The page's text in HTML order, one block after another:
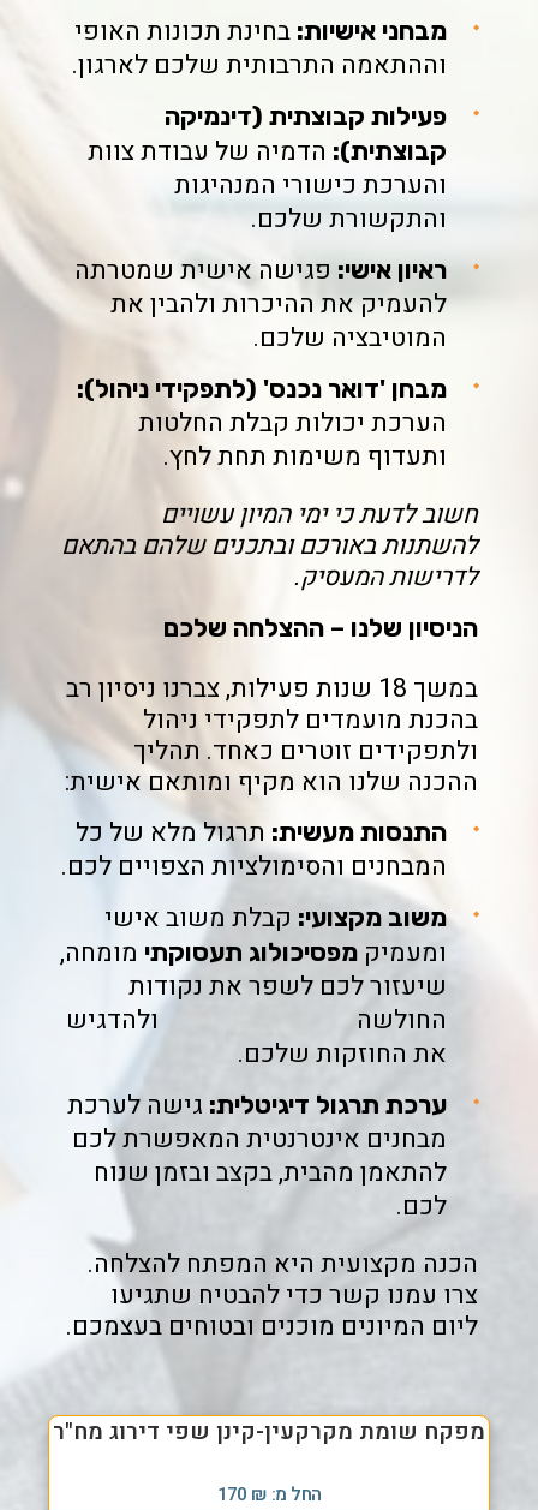
מבחני אישיות: בחינת תכונות האופי
וההתאמה התרבותית שלכם לארגון.
פעילות קבוצתית (דינמיקה
קבוצתית): הדמיה של עבודת צוות
והערכת כישורי המנהיגות
והתקשורת שלכם.
ראיון אישי: פגישה אישית שמטרתה
להעמיק את ההיכרות ולהבין את
המוטיבציה שלכם.
מבחן 'דואר נכנס' (לתפקידי ניהול):
הערכת יכולות קבלת החלטות
ותעדוף משימות תחת לחץ.
חשוב לדעת כי ימי המיון עשויים
להשתנות באורכם ובתכנים שלהם בהתאם
לדרישות המעסיק.
הניסיון שלנו – ההצלחה שלכם
במשך 18 שנות פעילות, צברנו ניסיון רב
בהכנת מועמדים לתפקידי ניהול
ולתפקידים זוטרים כאחד. תהליך
ההכנה שלנו הוא מקיף ומותאם אישית:
התנסות מעשית: תרגול מלא של כל
המבחנים והסימולציות הצפויים לכם.
משוב מקצועי: קבלת משוב אישי
ומעמיק מפסיכולוג תעסוקתי מומחה,
שיעזור לכם לשפר את נקודות
החולשה ולהדגיש
את החוזקות שלכם.
ערכת תרגול דיגיטלית: גישה לערכת
מבחנים אינטרנטית המאפשרת לכם
להתאמן מהבית, בקצב ובזמן שנוח
לכם.
הכנה מקצועית היא המפתח להצלחה.
צרו עמנו קשר כדי להבטיח שתגיעו
ליום המיונים מוכנים ובטוחים בעצמכם.
מפקח שומת מקרקעין-קינן שפי דירוג מח"ר
החל מ: 170 ₪